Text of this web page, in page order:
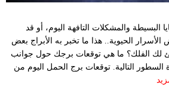
البسيطة والمشكلات التافهة اليوم، أو قد
الحيوية.. هذا ما تخبر به الأبراج بعض
لك الفلك؟ ما هي توقعات برجك حول جوانب
السطور التالية. توقعات برج الحمل اليوم من